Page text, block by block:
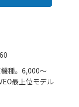
種。6,000～
最上位モデル